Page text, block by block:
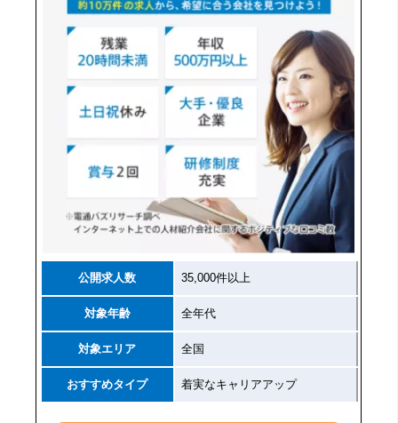
公開求人数 35,000件以上
対象年齢 全年代
対象エリア 全国
おすすめタイプ 着実なキャリアアップ